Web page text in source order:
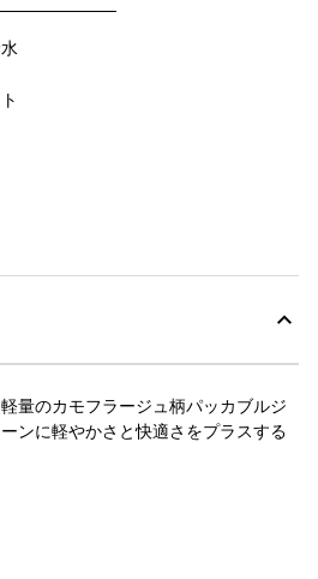
量のカモフラージュ柄パッカブルジ
ンに軽やかさと快適さをプラスする